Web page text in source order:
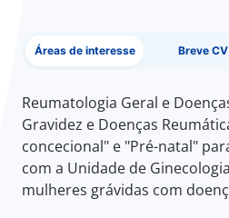
Áreas de interesse Breve CV
Reumatologia Geral e
Gravidez e Doenças
concecional" e "Pré-natal"
com a Unidade de
mulheres grávidas com